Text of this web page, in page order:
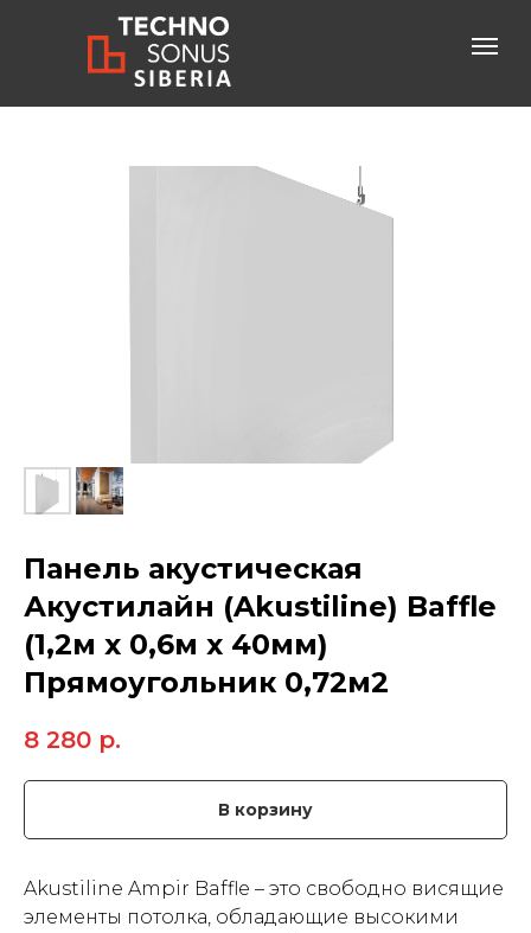
Панель акустическая
Акустилайн (Akustiline) Baffle
(1,2м x 0,6м х 40мм)
Прямоугольник 0,72м2
8 280 р.
В корзину
Akustiline Ampir Baffle – это свободно висящие
элементы потолка, обладающие высокими